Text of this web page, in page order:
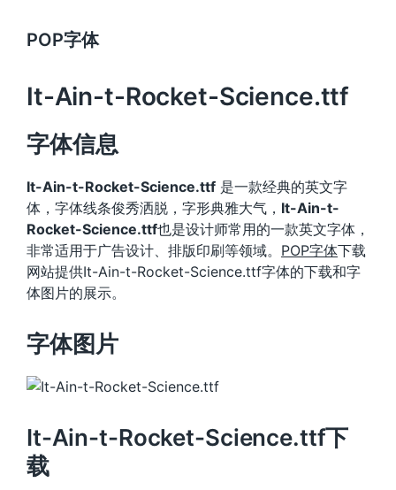
POP字体
It-Ain-t-Rocket-Science.ttf
字体信息
It-Ain-t-Rocket-Science.ttf 是一款经典的英文字
体，字体线条俊秀洒脱，字形典雅大气， It-Ain-t-
Rocket-Science.ttf也是设计师常用的一款英文字体，
非常适用于广告设计、排版印刷等领域。 POP字体下载
网站提供It-Ain-t-Rocket-Science.ttf字体的下载和字
体图片的展示。
字体图片
It-Ain-t-Rocket-Science.ttf下
载